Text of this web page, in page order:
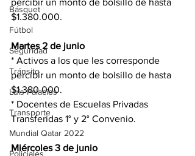
Básquet
Fútbol
Seguridad
Tránsito
Luis Palacios
Transporte
Mundial Qatar 2022
Policiales
$1.380.000.
Martes 2 de junio
* Activos a los que les corresponde
percibir un monto de bolsillo de hasta
$1.380.000.
* Docentes de Escuelas Privadas
Transferidas 1° y 2° Convenio.
Miércoles 3 de junio